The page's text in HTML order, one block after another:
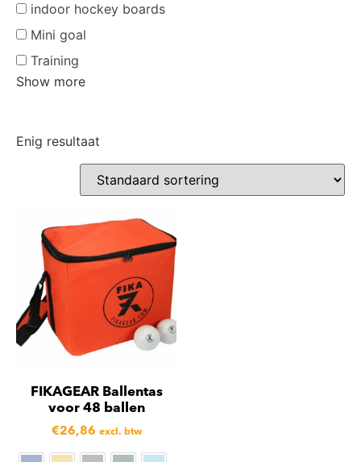
indoor hockey boards
Mini goal
Training
Show more
Enig resultaat
FIKAGEAR Ballentas
voor 48 ballen
€26,86 excl. btw